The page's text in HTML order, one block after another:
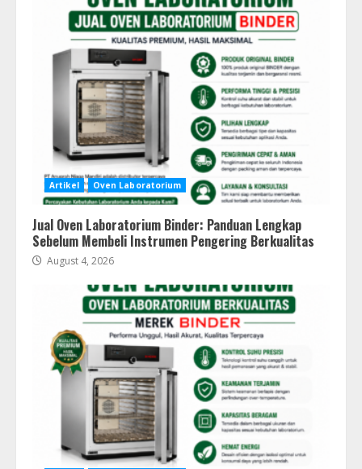
Artikel Oven Laboratorium
Jual Oven Laboratorium Binder: Panduan Lengkap
Sebelum Membeli Instrumen Pengering Berkualitas
August 4, 2026